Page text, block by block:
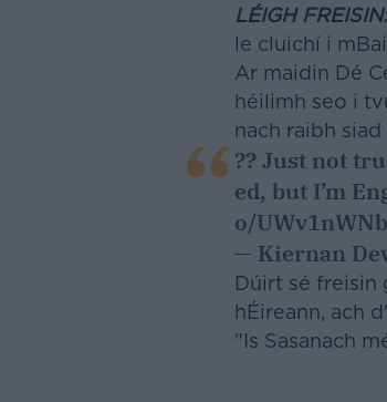
LÉIGH
le cluichí i
Ar maidin Dé
héilimh seo i
nach raibh
?? Just not
ed, but I’m
o/
— Kiernan
Dúirt sé freisin
hÉireann, ach
"Is Sasanach